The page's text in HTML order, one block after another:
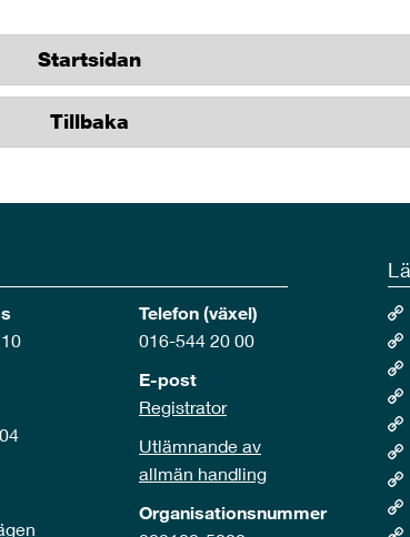
Startsidan
Tillbaka
Telefon (växel)
016-544 20 00
E-post
Registrator
Utlämnande av
allmän handling
Organisationsnummer